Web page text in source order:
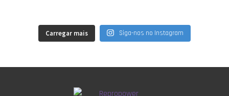
Carregar mais Siga-nos no Instagram